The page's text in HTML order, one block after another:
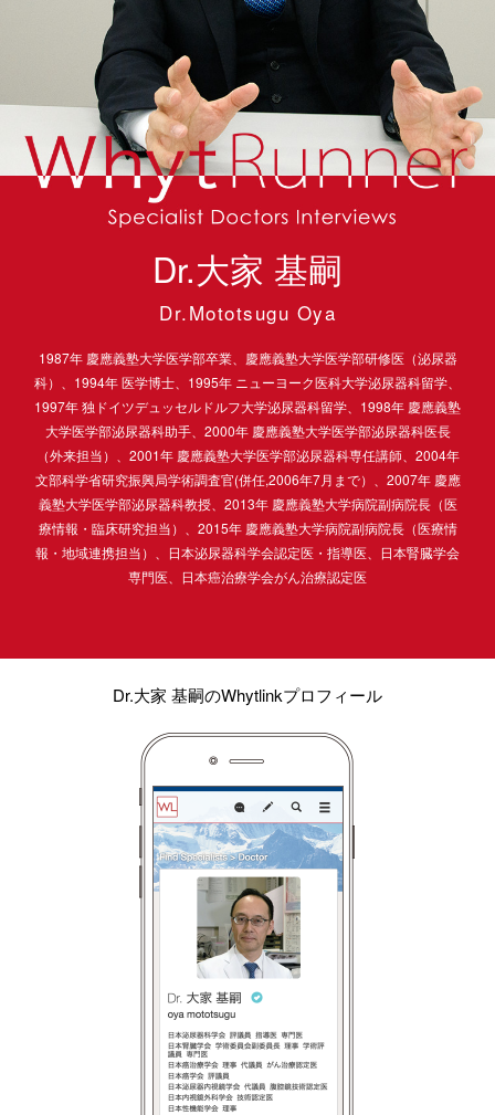
Dr.大家 基嗣
Dr.Mototsugu Oya
1987年 慶應義塾大学医学部卒業、慶應義塾大学医学部研修医（泌尿器
科）、1994年 医学博士、1995年 ニューヨーク医科大学泌尿器科留学、
1997年 独ドイツデュッセルドルフ大学泌尿器科留学、1998年 慶應義塾
大学医学部泌尿器科助手、2000年 慶應義塾大学医学部泌尿器科医長
（外来担当）、2001年 慶應義塾大学医学部泌尿器科専任講師、2004年
文部科学省研究振興局学術調査官(併任,2006年7月まで）、2007年 慶應
義塾大学医学部泌尿器科教授、2013年 慶應義塾大学病院副病院長（医
療情報・臨床研究担当）、2015年 慶應義塾大学病院副病院長（医療情
報・地域連携担当）、日本泌尿器科学会認定医・指導医、日本腎臓学会
専門医、日本癌治療学会がん治療認定医
Dr.大家 基嗣のWhytlinkプロフィール